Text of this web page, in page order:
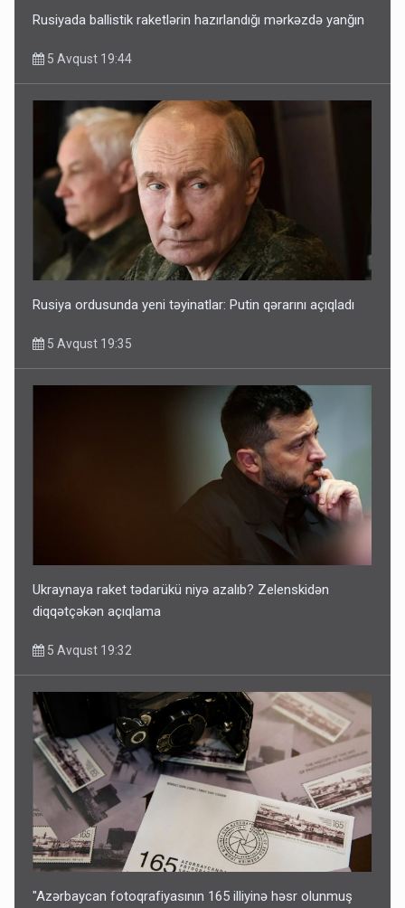
Rusiyada ballistik raketlərin hazırlandığı mərkəzdə yanğın
5 Avqust 19:44
Rusiya ordusunda yeni təyinatlar: Putin qərarını açıqladı
5 Avqust 19:35
Ukraynaya raket tədarükü niyə azalıb? Zelenskidən
diqqətçəkən açıqlama
5 Avqust 19:32
"Azərbaycan fotoqrafiyasının 165 illiyinə həsr olunmuş